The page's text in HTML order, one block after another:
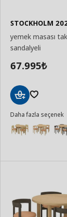
STOCKHOLM
yemek masası
sandalyeli
67.995₺
Ekle
Daha fazla seçenek